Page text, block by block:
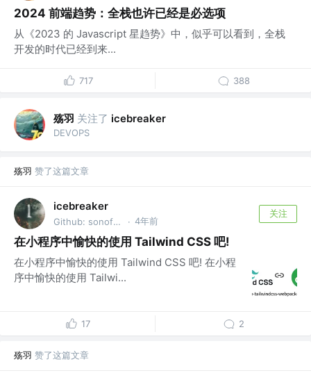
2024 前端趋势：全栈也许已经是必选项
从《2023 的 Javascript 星趋势》中，似乎可以看到，全栈
开发的时代已经到来...
717 388
殇羽 关注了 icebreaker
DEVOPS
殇羽 赞了这篇文章
icebreaker
Github: sonofmagic · 4年前
关注
在小程序中愉快的使用 Tailwind CSS 吧!
在小程序中愉快的使用 Tailwind CSS 吧! 在小程
序中愉快的使用 Tailwi...
17 2
殇羽 赞了这篇文章